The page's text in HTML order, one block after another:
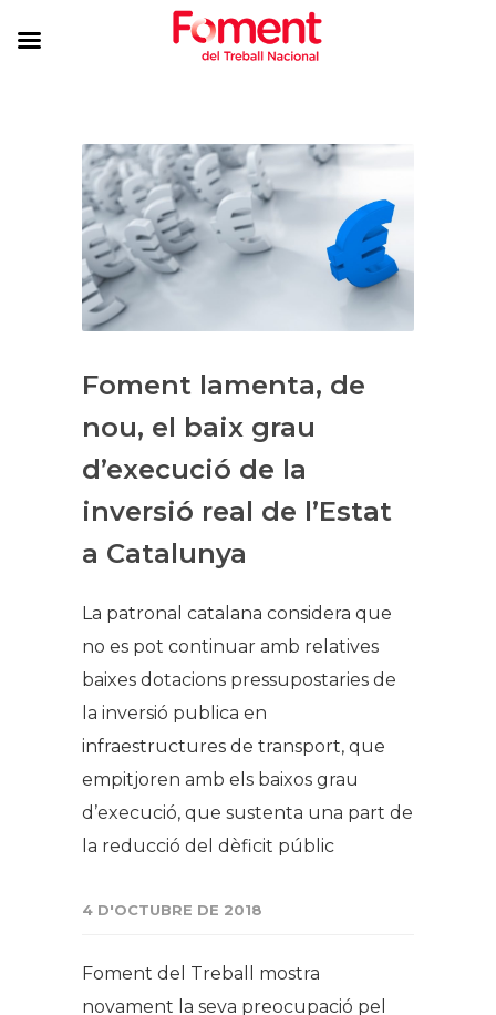
Foment lamenta, de
nou, el baix grau
d’execució de la
inversió real de l’Estat
a Catalunya
La patronal catalana considera que
no es pot continuar amb relatives
baixes dotacions pressupostaries de
la inversió publica en
infraestructures de transport, que
empitjoren amb els baixos grau
d’execució, que sustenta una part de
la reducció del dèficit públic
4 D'OCTUBRE DE 2018
Foment del Treball mostra
novament la seva preocupació pel